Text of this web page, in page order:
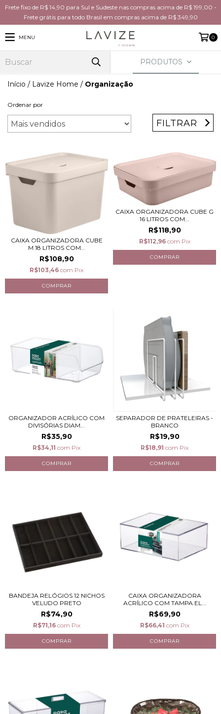
Frete fixo de R$ 14,90 para Sul e Sudeste nas compras acima de R$ 199,00 -
Frete grátis para todo Brasil em compras acima de R$ 349,90
MENU 0
PRODUTOS
Início / Lavize Home / Organização
Ordenar por
FILTRAR
CAIXA ORGANIZADORA CUBE
M 18 LITROS COM...
R$108,90
R$103,46 com Pix
CAIXA ORGANIZADORA CUBE G
16 LITROS COM...
R$118,90
R$112,96 com Pix
ORGANIZADOR ACRÍLICO COM
DIVISÓRIAS DIAM...
R$35,90
R$34,11 com Pix
SEPARADOR DE PRATELEIRAS -
BRANCO
R$19,90
R$18,91 com Pix
BANDEJA RELÓGIOS 12 NICHOS
VELUDO PRETO
R$74,90
R$71,16 com Pix
CAIXA ORGANIZADORA
ACRÍLICO COM TAMPA EL...
R$69,90
R$66,41 com Pix